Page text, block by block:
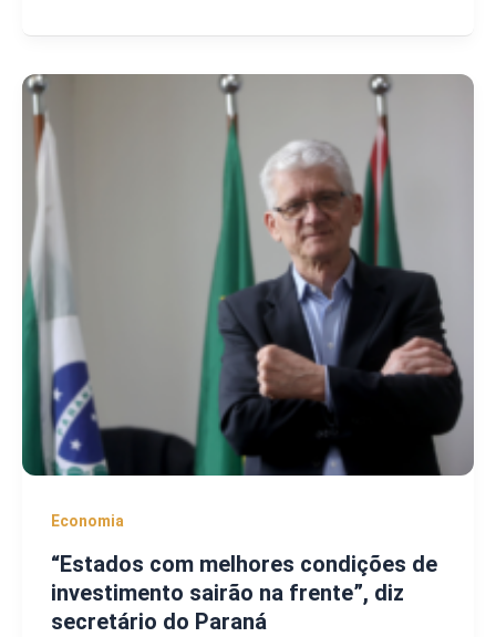
Economia
“Estados com melhores condições de
investimento sairão na frente”, diz
secretário do Paraná